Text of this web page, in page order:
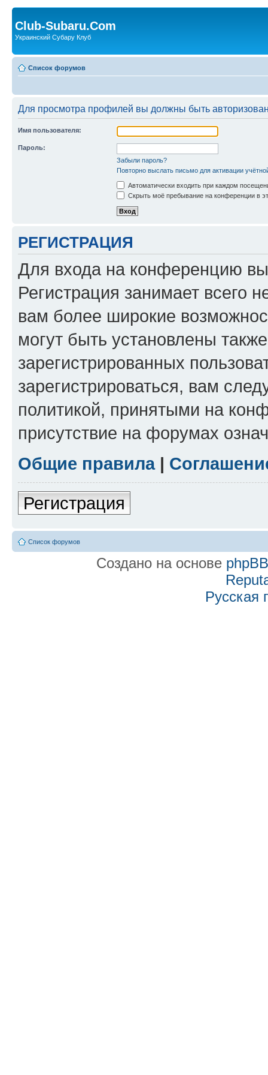
Club-Subaru.Com
Украинский Субару Клуб
Список форумов
Для просмотра профилей вы должны быть
Имя пользователя:
Пароль:
Забыли пароль?
Повторно выслать письмо для активации
Автоматически входить при каждом
Скрыть моё пребывание на конференции в
РЕГИСТРАЦИЯ
Для входа на конференцию
Регистрация занимает всего
вам более широкие
могут быть установлены
зарегистрированных
зарегистрироваться, вам
политикой, принятыми на
присутствие на форумах
Общие правила|
Регистрация
Список форумов
Создано на основе phpBB
Русская